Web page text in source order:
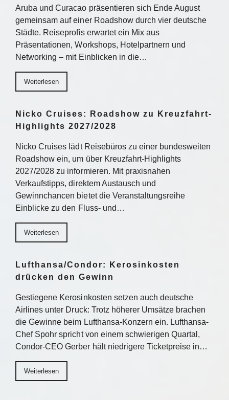
Aruba und Curacao präsentieren sich Ende August
gemeinsam auf einer Roadshow durch vier deutsche
Städte. Reiseprofis erwartet ein Mix aus
Präsentationen, Workshops, Hotelpartnern und
Networking – mit Einblicken in die…
Weiterlesen
Nicko Cruises: Roadshow zu Kreuzfahrt-
Highlights 2027/2028
Nicko Cruises lädt Reisebüros zu einer bundesweiten
Roadshow ein, um über Kreuzfahrt-Highlights
2027/2028 zu informieren. Mit praxisnahen
Verkaufstipps, direktem Austausch und
Gewinnchancen bietet die Veranstaltungsreihe
Einblicke zu den Fluss- und…
Weiterlesen
Lufthansa/Condor: Kerosinkosten
drücken den Gewinn
Gestiegene Kerosinkosten setzen auch deutsche
Airlines unter Druck: Trotz höherer Umsätze brachen
die Gewinne beim Lufthansa-Konzern ein. Lufthansa-
Chef Spohr spricht von einem schwierigen Quartal,
Condor-CEO Gerber hält niedrigere Ticketpreise in…
Weiterlesen